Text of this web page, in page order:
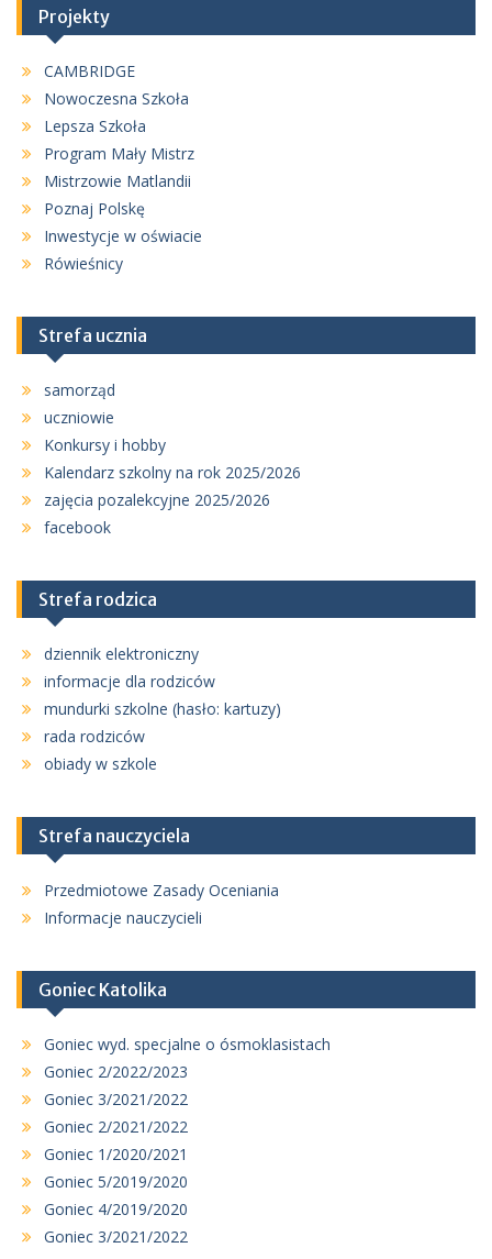
Projekty
CAMBRIDGE
Nowoczesna Szkoła
Lepsza Szkoła
Program Mały Mistrz
Mistrzowie Matlandii
Poznaj Polskę
Inwestycje w oświacie
Rówieśnicy
Strefa ucznia
samorząd
uczniowie
Konkursy i hobby
Kalendarz szkolny na rok 2025/2026
zajęcia pozalekcyjne 2025/2026
facebook
Strefa rodzica
dziennik elektroniczny
informacje dla rodziców
mundurki szkolne (hasło: kartuzy)
rada rodziców
obiady w szkole
Strefa nauczyciela
Przedmiotowe Zasady Oceniania
Informacje nauczycieli
Goniec Katolika
Goniec wyd. specjalne o ósmoklasistach
Goniec 2/2022/2023
Goniec 3/2021/2022
Goniec 2/2021/2022
Goniec 1/2020/2021
Goniec 5/2019/2020
Goniec 4/2019/2020
Goniec 3/2021/2022